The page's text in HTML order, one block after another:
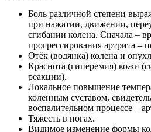
Боль различной степени
при нажатии, движении,
сгибании колена. Сначала –
прогрессирования артрита –
Отёк (водянка) колена и
Краснота (гиперемия) кожи
реакции).
Локальное повышение
коленным суставом,
воспалительном процессе –
Тяжесть в ногах.
Видимое изменение формы